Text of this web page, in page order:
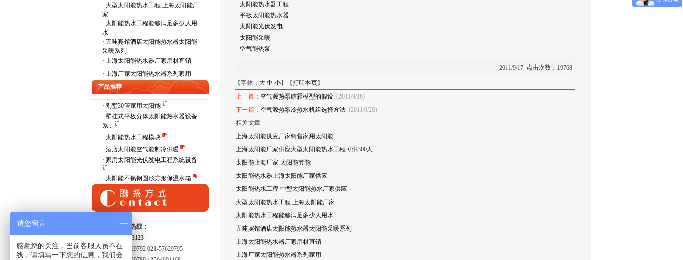
· 大型太阳能热水工程 上海太阳能厂
家
· 太阳能热水工程能够满足多少人用
水
· 五吨宾馆酒店太阳能热水器太阳能
采暖系列
· 上海太阳能热水器厂家用材直销
· 上海厂家太阳能热水器系列家用
产品推荐
· 别墅30管家用太阳能
· 壁挂式平板分体太阳能热水器设备
系...
· 太阳能热水工程模块
· 酒店太阳能空气能制冷供暖
· 家用太阳能光伏发电工程系统设备
· 太阳能不锈钢圆形方形保温水箱
全国服务热线：
15821413123
021-57629792 021-57629795
太阳能热水器工程
平板太阳能热水器
太阳能光伏发电
太阳能采暖
空气能热泵
2011/9/17 点击次数：19768
【字体： 大 中 小】【打印本页】
上一篇： 空气源热泵结霜模型的假设 (2011/9/16)
下一篇： 空气源热泵冷热水机组选择方法 (2011/9/20)
相关文章
上海太阳能供应厂家销售家用太阳能
上海太阳能厂家供应大型太阳能热水工程可供300人
太阳能上海厂家 太阳能节能
太阳能热水器上海太阳能厂家供应
太阳能热水工程 中型太阳能热水厂家供应
大型太阳能热水工程 上海太阳能厂家
太阳能热水工程能够满足多少人用水
五吨宾馆酒店太阳能热水器太阳能采暖系列
上海太阳能热水器厂家用材直销
上海厂家太阳能热水器系列家用
请您留言
感谢您的关注，当前客服人员不在
线，请填写一下您的信息，我们会